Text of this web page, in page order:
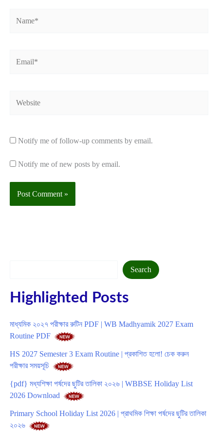
Notify me of follow-up comments by email.
Notify me of new posts by email.
Search
Highlighted Posts
মাধ্যমিক ২০২৭ পরীক্ষার রুটিন PDF | WB Madhyamik 2027 Exam
Routine PDF
HS 2027 Semester 3 Exam Routine | প্রকাশিত হলো! চেক করুন
পরীক্ষার সময়সূচি
{pdf} মধ্যশিক্ষা পর্ষদের ছুটির তালিকা ২০২৬ | WBBSE Holiday List
2026 Download
Primary School Holiday List 2026 | প্রাথমিক শিক্ষা পর্ষদের ছুটির তালিকা
২০২৬